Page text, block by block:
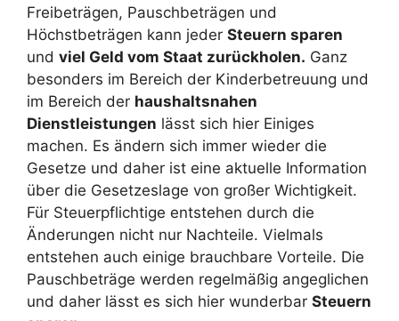
Freibeträgen, Pauschbeträgen und
Höchstbeträgen kann jeder Steuern sparen
und viel Geld vom Staat zurückholen. Ganz
besonders im Bereich der Kinderbetreuung und
im Bereich der haushaltsnahen
Dienstleistungen lässt sich hier Einiges
machen. Es ändern sich immer wieder die
Gesetze und daher ist eine aktuelle Information
über die Gesetzeslage von großer Wichtigkeit.
Für Steuerpflichtige entstehen durch die
Änderungen nicht nur Nachteile. Vielmals
entstehen auch einige brauchbare Vorteile. Die
Pauschbeträge werden regelmäßig angeglichen
und daher lässt es sich hier wunderbar Steuern